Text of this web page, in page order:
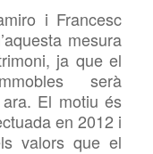
i Francesc
mesura
ja que el
serà
El motiu és
en 2012 i
valors que el